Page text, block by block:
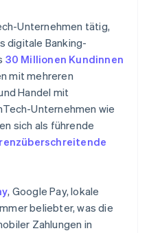
Unternehmen tätig,
digitale Banking-
30 Millionen Kundinnen
mit mehreren
Handel mit
Unternehmen wie
sich als führende
, Google Pay, lokale
beliebter, was die
Zahlungen in